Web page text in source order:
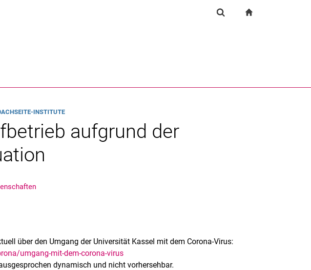
INSTITUTE
aufgrund der
über den Um­gang der Universität Kassel mit dem Co­ro­na-Virus:
umgang-mit-dem-corona-virus
dynamisch und nicht vorhersehbar.